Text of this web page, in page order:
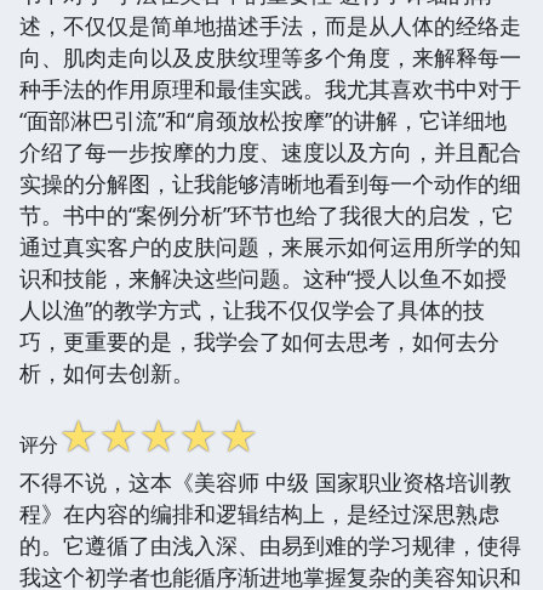
述，不仅仅是简单地描述手法，而是从人体的经络走
向、肌肉走向以及皮肤纹理等多个角度，来解释每一
种手法的作用原理和最佳实践。我尤其喜欢书中对于
“面部淋巴引流”和“肩颈放松按摩”的讲解，它详细地
介绍了每一步按摩的力度、速度以及方向，并且配合
实操的分解图，让我能够清晰地看到每一个动作的细
节。书中的“案例分析”环节也给了我很大的启发，它
通过真实客户的皮肤问题，来展示如何运用所学的知
识和技能，来解决这些问题。这种“授人以鱼不如授
人以渔”的教学方式，让我不仅仅学会了具体的技
巧，更重要的是，我学会了如何去思考，如何去分
析，如何去创新。
评分☆☆☆☆☆
不得不说，这本《美容师 中级 国家职业资格培训教
程》在内容的编排和逻辑结构上，是经过深思熟虑
的。它遵循了由浅入深、由易到难的学习规律，使得
我这个初学者也能循序渐进地掌握复杂的美容知识和